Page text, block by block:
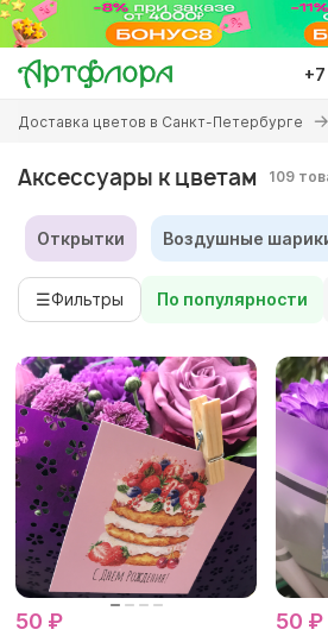
Перейти
основному
содержанию
Вы
здесь
Доставка цветов в Санкт-Петербурге
Аксессуары к цветам 109
Открытки Воздушные
☰Фильтры По популярности
50 ₽ 50 ₽